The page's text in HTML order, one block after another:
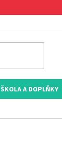
ŠKOLA A DOPLŇKY